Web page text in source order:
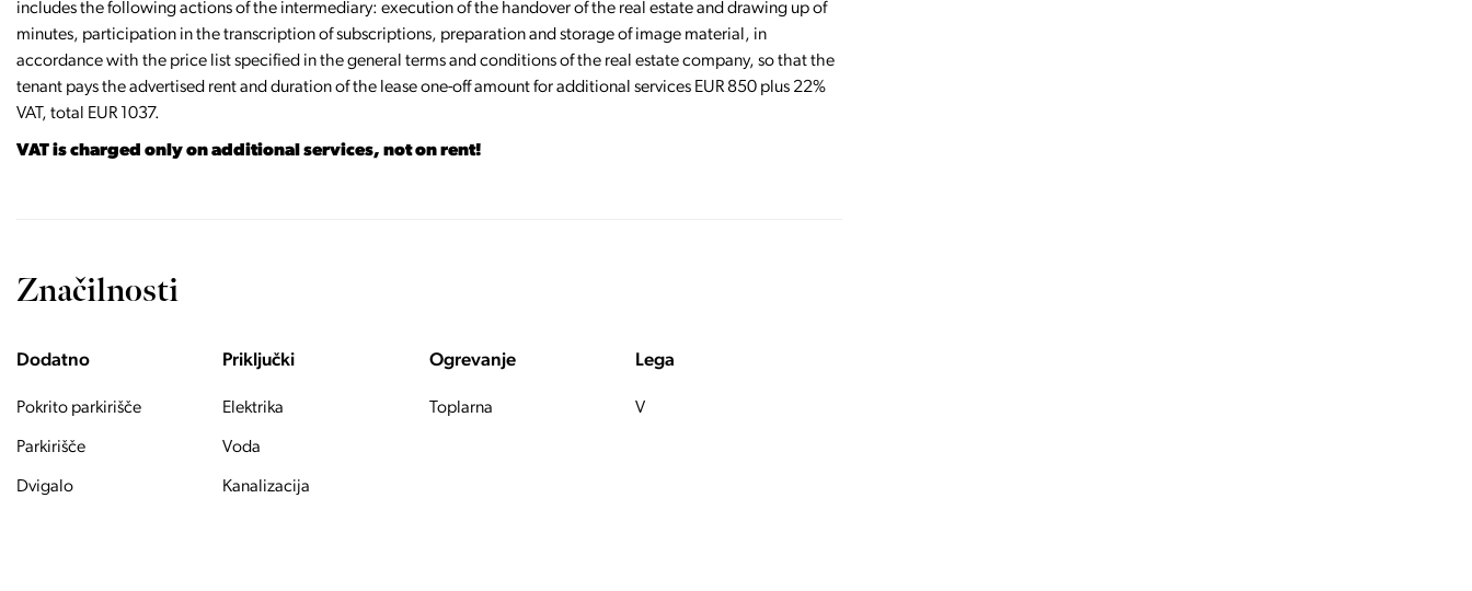
includes the following actions of the intermediary: execution of the handover of the real estate and drawing up of
minutes, participation in the transcription of subscriptions, preparation and storage of image material, in
accordance with the price list specified in the general terms and conditions of the real estate company, so that the
tenant pays the advertised rent and duration of the lease one-off amount for additional services EUR 850 plus 22%
VAT, total EUR 1037.
VAT is charged only on additional services, not on rent!
Značilnosti
Dodatno
Pokrito parkirišče
Parkirišče
Dvigalo
Priključki
Elektrika
Voda
Kanalizacija
Ogrevanje
Toplarna
Lega
V